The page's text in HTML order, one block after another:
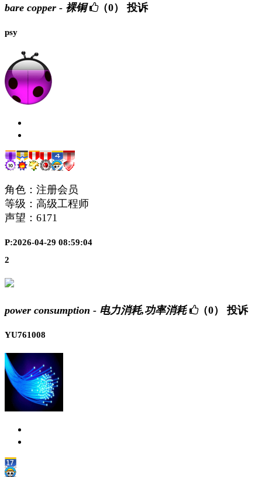
bare copper - 裸铜 （0） 投诉
psy
角色：注册会员
等级：高级工程师
声望： 6171
P:2026-04-29 08:59:04
2
power consumption - 电力消耗,功率消耗 （0） 投诉
YU761008